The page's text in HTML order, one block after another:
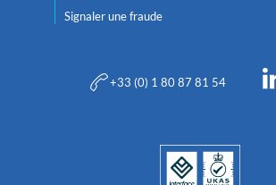
Signaler une fraude
+33 (0) 1 80 87 81 54